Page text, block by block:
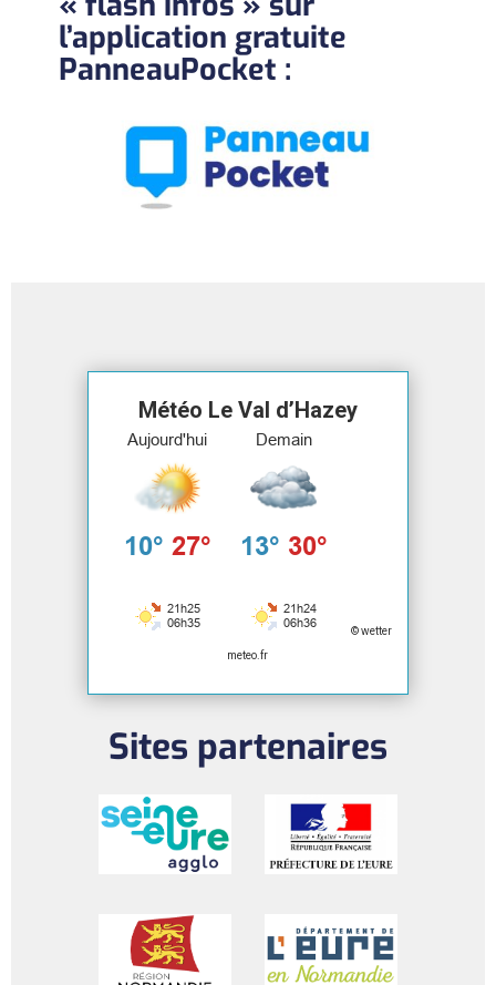
l’application gratuite
PanneauPocket :
Météo Le Val d’Hazey
© wetter
meteo.fr
Sites partenaires